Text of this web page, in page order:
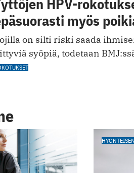
HPV-
myös
on silti riski saada
syöpiä, todetaan